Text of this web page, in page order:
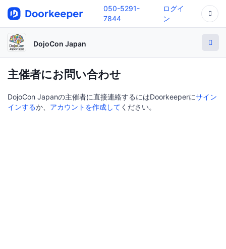
050-5291-
7844
ログイ
ン
DojoCon Japan
主催者にお問い合わせ
DojoCon Japanの主催者に直接連絡するにはDoorkeeperにサイン
インするか、 アカウントを作成して ください。